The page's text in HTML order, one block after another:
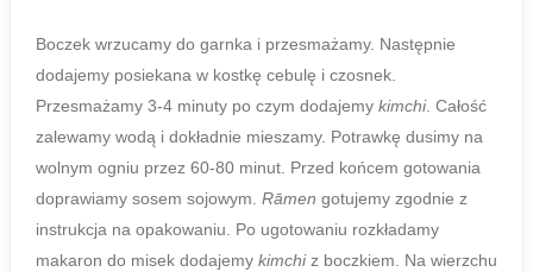
Boczek wrzucamy do garnka i przesmażamy. Następnie
dodajemy posiekana w kostkę cebulę i czosnek.
Przesmażamy 3-4 minuty po czym dodajemy kimchi. Całość
zalewamy wodą i dokładnie mieszamy. Potrawkę dusimy na
wolnym ogniu przez 60-80 minut. Przed końcem gotowania
doprawiamy sosem sojowym. Rāmen gotujemy zgodnie z
instrukcja na opakowaniu. Po ugotowaniu rozkładamy
makaron do misek dodajemy kimchiz boczkiem. Na wierzchu